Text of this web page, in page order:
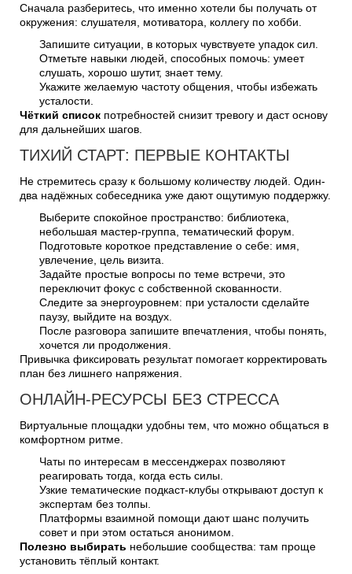
Сначала разберитесь, что именно хотели бы получать от
окружения: слушателя, мотиватора, коллегу по хобби.
Запишите ситуации, в которых чувствуете упадок сил.
Отметьте навыки людей, способных помочь: умеет
слушать, хорошо шутит, знает тему.
Укажите желаемую частоту общения, чтобы избежать
усталости.
Чёткий список потребностей снизит тревогу и даст основу
для дальнейших шагов.
ТИХИЙ СТАРТ: ПЕРВЫЕ КОНТАКТЫ
Не стремитесь сразу к большому количеству людей. Один-
два надёжных собеседника уже дают ощутимую поддержку.
Выберите спокойное пространство: библиотека,
небольшая мастер-группа, тематический форум.
Подготовьте короткое представление о себе: имя,
увлечение, цель визита.
Задайте простые вопросы по теме встречи, это
переключит фокус с собственной скованности.
Следите за энергоуровнем: при усталости сделайте
паузу, выйдите на воздух.
После разговора запишите впечатления, чтобы понять,
хочется ли продолжения.
Привычка фиксировать результат помогает корректировать
план без лишнего напряжения.
ОНЛАЙН-РЕСУРСЫ БЕЗ СТРЕССА
Виртуальные площадки удобны тем, что можно общаться в
комфортном ритме.
Чаты по интересам в мессенджерах позволяют
реагировать тогда, когда есть силы.
Узкие тематические подкаст-клубы открывают доступ к
экспертам без толпы.
Платформы взаимной помощи дают шанс получить
совет и при этом остаться анонимом.
Полезно выбирать небольшие сообщества: там проще
установить тёплый контакт.